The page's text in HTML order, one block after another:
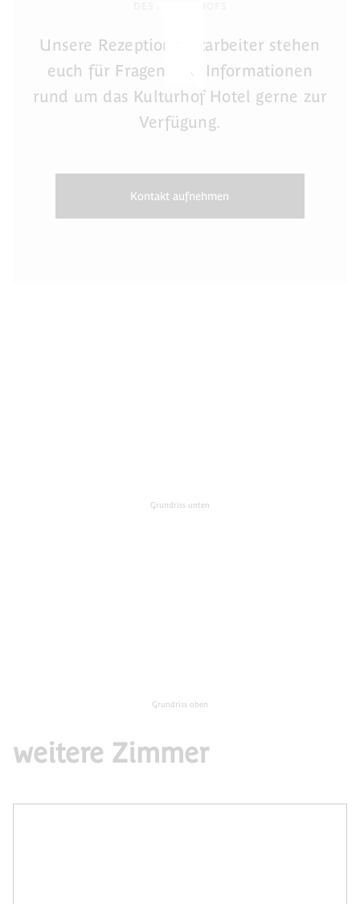
Unsere Rezeptionsmitarbeiter stehen
euch für Fragen und Informationen
rund um das Kulturhof Hotel gerne zur
Verfügung.
Kontakt aufnehmen
Grundriss unten
Grundriss oben
weitere Zimmer